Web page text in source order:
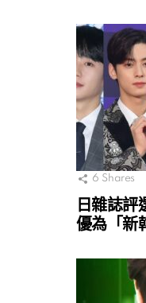
6 Shares
日雜誌評
優為「新